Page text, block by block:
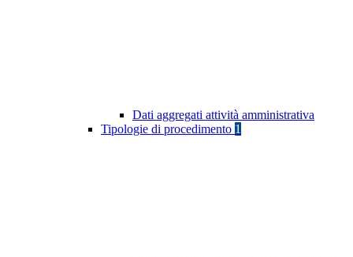
Dati aggregati attività amministrativa
Tipologie di procedimento 1